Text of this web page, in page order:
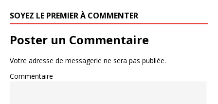
SOYEZ LE PREMIER À COMMENTER
Poster un Commentaire
Votre adresse de messagerie ne sera pas publiée.
Commentaire